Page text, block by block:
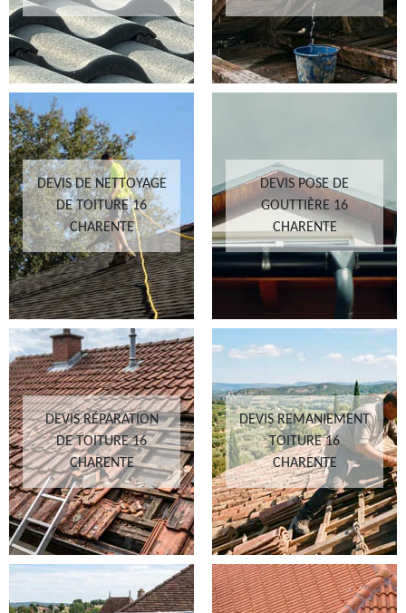
DEVIS DE NETTOYAGE
DE TOITURE 16
CHARENTE
DEVIS POSE DE
GOUTTIÈRE 16
CHARENTE
DEVIS RÉPARATION
DE TOITURE 16
CHARENTE
DEVIS REMANIEMENT
TOITURE 16
CHARENTE